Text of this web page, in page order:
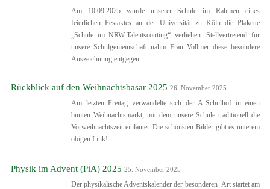
Am 10.09.2025 wurde unserer Schule im Rahmen eines
feierlichen Festaktes an der Universität zu Köln die Plakette
„Schule im NRW-Talentscouting“ verliehen. Stellvertretend für
unsere Schulgemeinschaft nahm Frau Vollmer diese besondere
Auszeichnung entgegen.
Rückblick auf den Weihnachtsbasar 2025 26. November 2025
Am letzten Freitag verwandelte sich der A-Schulhof in einen
bunten Weihnachtsmarkt, mit dem unsere Schule traditionell die
Vorweihnachtszeit einläutet. Die schönsten Bilder gibt es unterem
obigen Link!
Physik im Advent (PiA) 2025 25. November 2025
Der physikalische Adventskalender der besonderen Art startet am